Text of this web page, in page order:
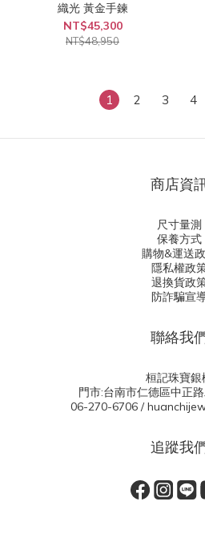
織光 黃金手鍊
NT$45,300
NT$48,950
1 2 3 4
商店資
尺寸量測
保養方式
購物&運送
隱私權政
退換貨政
防詐騙宣
聯絡我
桓記珠寶銀
門市:台南市仁德區中正
06-270-6706 /
追蹤我